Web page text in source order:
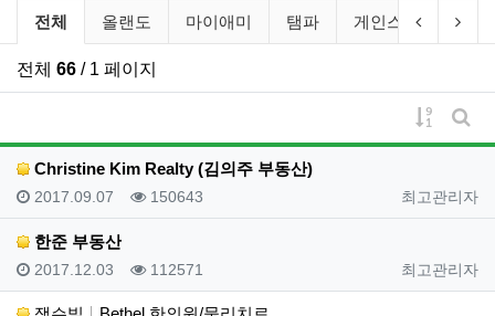
비즈니스 소개 분류 목록
전체 올랜도 마이애미 탬파 게인스빌 레이
이전 분류
다
전체 66 / 1 페이지
게시물
게
Christine Kim Realty (김의주 부동산)
등록자
최고관리자
등록일
2017.09.07 조회
150643
한준 부동산
등록자
최고관리자
등록일
2017.12.03 조회
112571